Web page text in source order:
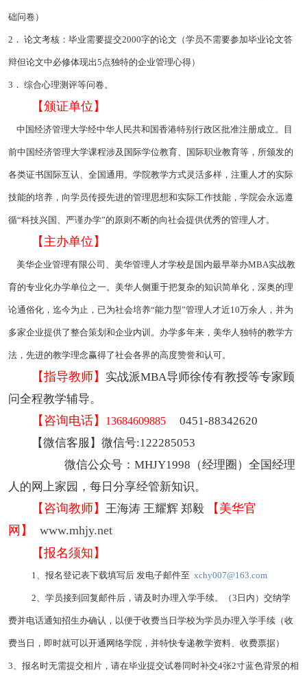
础问卷）
2． 论文考核：毕业需要提交2000字的论文（学员不需要参加毕业论文答
辩但论文中必修体现出5点独特的企业管理心得）
3． 综合心理测评等问卷。
【颁证单位】
中国经济管理大学经中华人民共和国香港特别行政区批准注册成立。目
前中国经济管理大学课程涉及国际学位教育、国际职业教育等，所颁发的
各类证书国际互认、全国通用。学院教学方式灵活多样，注重人才的实际
技能的培养，向学员传授先进的管理思想和实际工作技能，学院会永远遵
循“科技兴国、严谨办学”的原则不断的向社会提供优秀的管理人才。
【主办单位】
美华企业管理有限公司、美华管理人才学校是国内最早举办MBA实战教
育的专业化办学单位之一。美华人侧重于把复杂的知识简单化，深奥的理
论通俗化，迄今为止，已为社会培养“能力型”管理人才近10万余人，并为
多家企业提供了整合策划和企业内训。办学多年来，美华人独特的教学方
法，先进的教学理念赢得了社会各界的高度赞誉和认可。
【指导教师】 实战派MBA导师徐传有教授等专家顾
问全程教学辅导。
【咨询电话】 13684609885 0451-88342620
【微信客服】微信号:122285053
微信公众号：MHJY1998（经理圈）全国经理
人的网上家园，每日分享经管新知识。
【咨询教师】 王海涛 王耀辉 郑毅
【美华官
网】 www.mhjy.net
【报名须知】
1、报名登记表下载填写后 发电子邮件至 xchy007@163.com
2、学员接到回复邮件后，请及时办理入学手续。（3日内）交纳学
费并电话通知招生办确认，以便于收费当日学校为学员办理入学手续（收
费当日，即时就可以开通网络学院，并特快专递教学资料、收费票据）
3、报名时无需提交相片，请在毕业提交试卷同时补交4张2寸蓝色背景的相